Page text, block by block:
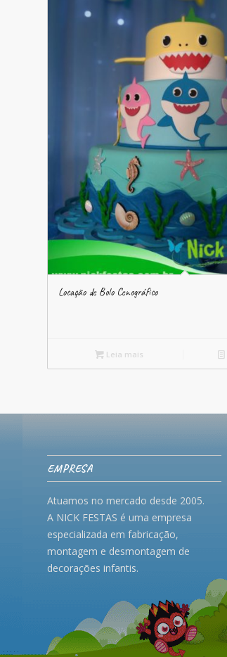
Locação de Bolo Cenográfico
Leia mais
EMPRESA
Atuamos no mercado desde 2005.
A NICK FESTAS é uma empresa
especializada em fabricação,
montagem e desmontagem de
decorações infantis.